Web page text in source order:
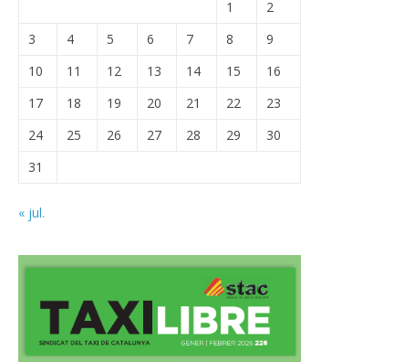
1
2
3
4 5 6 7 8
9
10
11 12 13 14 15
16
17
18 19 20 21 22
23
24
25 26 27 28 29
30
31
« jul.